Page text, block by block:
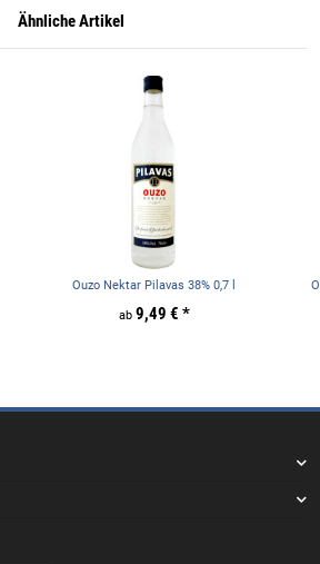
Ähnliche Artikel
Ouzo Nektar Pilavas 38% 0,7 l
ab 9,49 € *